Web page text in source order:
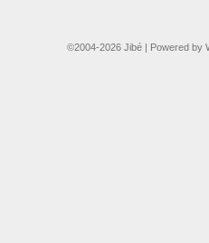
©2004-2026 Jibé | Powered by